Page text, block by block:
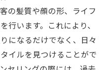
を理解する大切さ
リストを見つけるプロ
の髪質や顔の形、ライフ
行います。これにより、
になるだけでなく、日々
イルを見つけることがで